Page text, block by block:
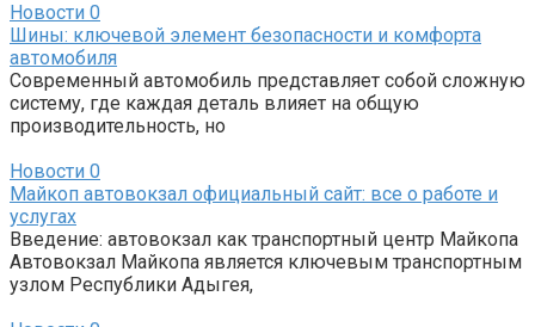
Новости 0
Шины: ключевой элемент безопасности и комфорта
автомобиля
Современный автомобиль представляет собой сложную
систему, где каждая деталь влияет на общую
производительность, но
Новости 0
Майкоп автовокзал официальный сайт: все о работе и
услугах
Введение: автовокзал как транспортный центр Майкопа
Автовокзал Майкопа является ключевым транспортным
узлом Республики Адыгея,